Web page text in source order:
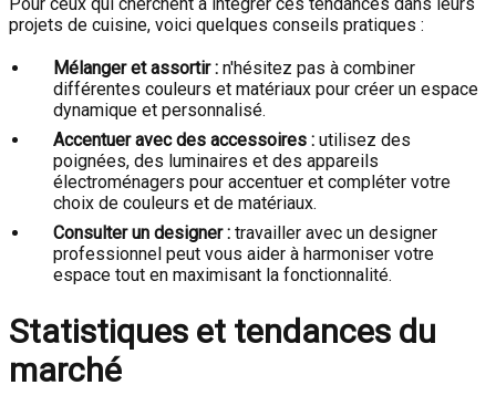
Pour ceux qui cherchent à intégrer ces tendances dans leurs
projets de cuisine, voici quelques conseils pratiques :
Mélanger et assortir : n'hésitez pas à combiner
différentes couleurs et matériaux pour créer un espace
dynamique et personnalisé.
Accentuer avec des accessoires : utilisez des
poignées, des luminaires et des appareils
électroménagers pour accentuer et compléter votre
choix de couleurs et de matériaux.
Consulter un designer : travailler avec un designer
professionnel peut vous aider à harmoniser votre
espace tout en maximisant la fonctionnalité.
Statistiques et tendances du
marché